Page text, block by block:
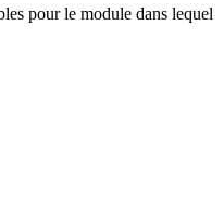
pour le module dans lequel